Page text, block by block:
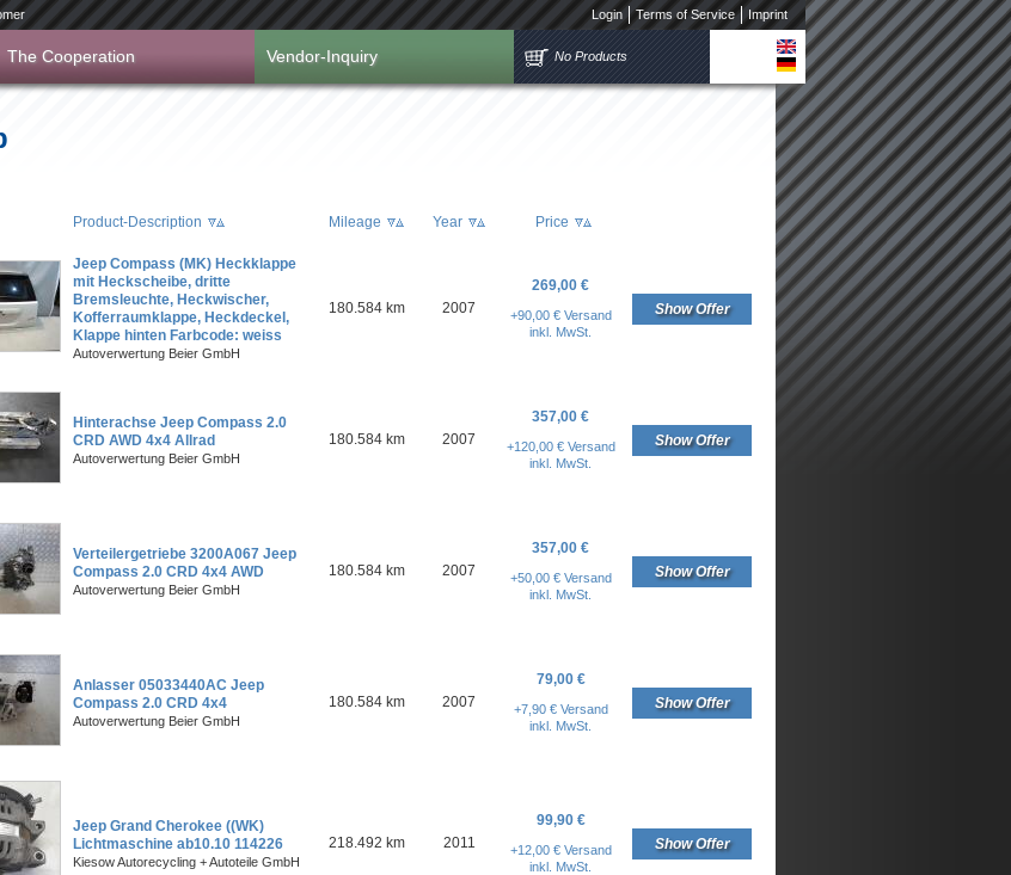
Login Terms of Service Imprint
The Cooperation Vendor-Inquiry No Products
Product-Description Mileage Year Price
Jeep Compass (MK) Heckklappe
mit Heckscheibe, dritte
Bremsleuchte, Heckwischer,
Kofferraumklappe, Heckdeckel,
Klappe hinten Farbcode: weiss
Autoverwertung Beier GmbH
180.584 km 2007
269,00 €
+90,00 € Versand
inkl. MwSt.
Show Offer
Hinterachse Jeep Compass 2.0
CRD AWD 4x4 Allrad
Autoverwertung Beier GmbH
180.584 km 2007
357,00 €
+120,00 € Versand
inkl. MwSt.
Show Offer
Verteilergetriebe 3200A067 Jeep
Compass 2.0 CRD 4x4 AWD
Autoverwertung Beier GmbH
180.584 km 2007
357,00 €
+50,00 € Versand
inkl. MwSt.
Show Offer
Anlasser 05033440AC Jeep
Compass 2.0 CRD 4x4
Autoverwertung Beier GmbH
180.584 km 2007
79,00 €
+7,90 € Versand
inkl. MwSt.
Show Offer
Jeep Grand Cherokee ((WK)
Lichtmaschine ab10.10 114226
Kiesow Autorecycling + Autoteile GmbH
218.492 km 2011
99,90 €
+12,00 € Versand
inkl. MwSt.
Show Offer